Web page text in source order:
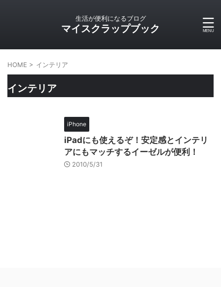
生活が便利になるブログ
マイスクラップブック
HOME > インテリア
インテリア
iPhone
iPadにも使えるぞ！安定感とインテリ
アにもマッチするイーゼルが便利！
2010/5/31